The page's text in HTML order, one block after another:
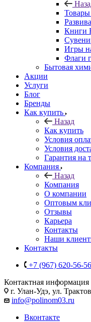
Товары
Книги
Игры
Флаги
Бытовая
Акции
Услуги
Блог
Бренды
Как купить
Назад
Как купить
Условия
Условия
Гарантия на
Компания
Назад
Компания
О компании
Оптовым
Отзывы
Карьера
Контакты
Наши
Контакты
+7 (967) 620-56-56
Контактная информация
г. Улан-Удэ, ул.
info@polinom03.ru
Вконтакте